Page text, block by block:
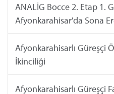
ANALİG Bocce 2. Etap 1.
Afyonkarahisar'da Sona
Afyonkarahisarlı Güreşçi
İkinciliği
Afyonkarahisarlı Güreşçi